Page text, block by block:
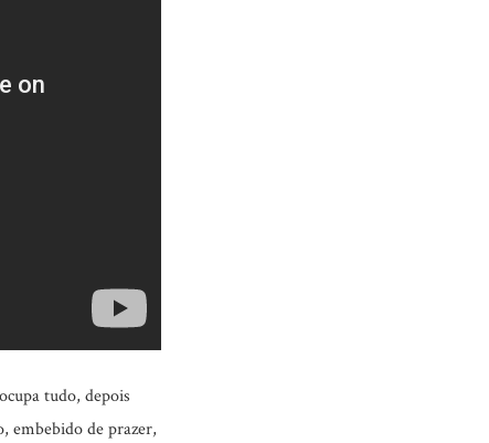
tudo, depois
embebido de prazer,